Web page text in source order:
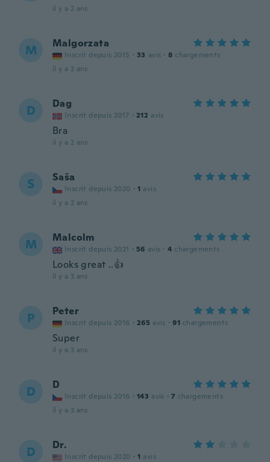
il y a 2 ans
M Malgorzata
Inscrit depuis 2015 · 33 avis · 8 chargements
il y a 2 ans
D Dag
Inscrit depuis 2017 · 212 avis
Bra
il y a 2 ans
S Saša
Inscrit depuis 2020 · 1 avis
il y a 2 ans
M Malcolm
Inscrit depuis 2021 · 56 avis · 4 chargements
Looks great ..👍
il y a 3 ans
P Peter
Inscrit depuis 2016 · 265 avis · 91 chargements
Super
il y a 3 ans
D D
Inscrit depuis 2016 · 143 avis · 7 chargements
il y a 3 ans
D Dr.
Inscrit depuis 2020 · 1 avis